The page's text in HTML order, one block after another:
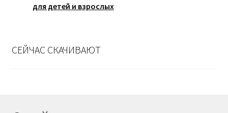
для детей и взрослых
СЕЙЧАС СКАЧИВАЮТ